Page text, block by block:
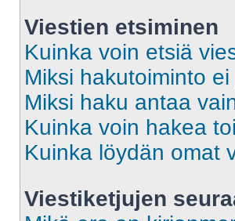
Viestien etsiminen
Kuinka voin etsiä
Miksi hakutoiminto
Miksi haku antaa
Kuinka voin hakea
Kuinka löydän omat
Viestiketjujen